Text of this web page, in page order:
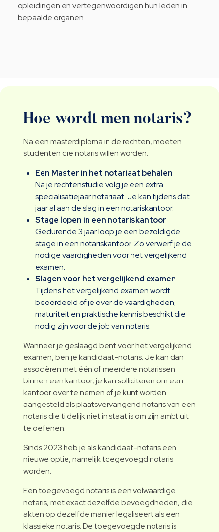
opleidingen en vertegenwoordigen hun leden in
bepaalde organen.
Hoe wordt men notaris?
Na een masterdiploma in de rechten, moeten
studenten die notaris willen worden:
Een Master in het notariaat behalen
Na je rechtenstudie volg je een extra
specialisatiejaar notariaat. Je kan tijdens dat
jaar al aan de slag in een notariskantoor.
Stage lopen in een notariskantoor
Gedurende 3 jaar loop je een bezoldigde
stage in een notariskantoor. Zo verwerf je de
nodige vaardigheden voor het vergelijkend
examen.
Slagen voor het vergelijkend examen
Tijdens het vergelijkend examen wordt
beoordeeld of je over de vaardigheden,
maturiteit en praktische kennis beschikt die
nodig zijn voor de job van notaris.
Wanneer je geslaagd bent voor het vergelijkend
examen, ben je kandidaat-notaris. Je kan dan
associëren met één of meerdere notarissen
binnen een kantoor, je kan solliciteren om een
kantoor over te nemen of je kunt worden
aangesteld als plaatsvervangend notaris van een
notaris die tijdelijk niet in staat is om zijn ambt uit
te oefenen.
Sinds 2023 heb je als kandidaat-notaris een
nieuwe optie, namelijk toegevoegd notaris
worden.
Een toegevoegd notaris is een volwaardige
notaris, met exact dezelfde bevoegdheden, die
akten op dezelfde manier legaliseert als een
klassieke notaris. De toegevoegde notaris is